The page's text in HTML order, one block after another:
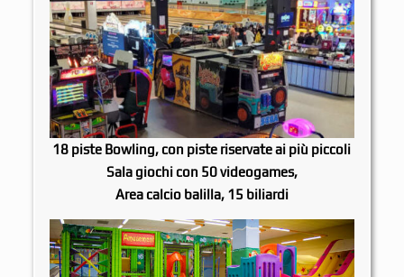
18 piste Bowling, con piste riservate ai più piccoli
Sala giochicon 50 videogames,
Areacalcio balilla, 15 biliardi